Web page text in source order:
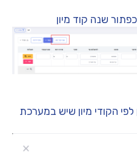
שנה קוד מיון
הקודי מיון שיש במערכת